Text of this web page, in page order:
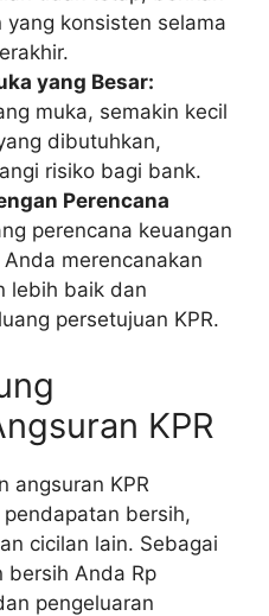
konsisten selama
yang Besar:
muka, semakin kecil
dibutuhkan,
risiko bagi bank.
Perencana
perencana keuangan
merencanakan
lebih baik dan
persetujuan KPR.
KPR
angsuran KPR
bersih,
cicilan lain. Sebagai
bersih Anda Rp
pengeluaran